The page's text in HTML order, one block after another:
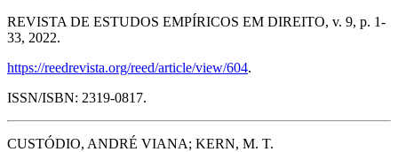
REVISTA DE ESTUDOS EMPÍRICOS EM DIREITO, v. 9, p. 1-
33, 2022.
https://reedrevista.org/reed/article/view/604.
ISSN/ISBN: 2319-0817.
CUSTÓDIO, ANDRÉ VIANA; KERN, M. T.